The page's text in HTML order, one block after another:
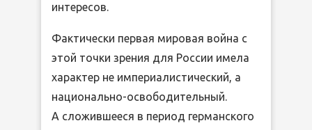
интересов.
Фактически первая мировая война с
этой точки зрения для России имела
характер не империалистический, а
национально-освободительный.
А сложившееся в период германского